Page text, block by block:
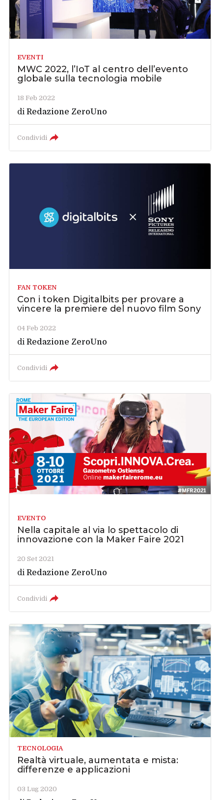
EVENTI
MWC 2022, l’IoT al centro dell’evento
globale sulla tecnologia mobile
18 Feb 2022
diRedazione ZeroUno
Condividi
FAN TOKEN
Con i token Digitalbits per provare a
vincere la premiere del nuovo film Sony
04 Feb 2022
diRedazione ZeroUno
Condividi
EVENTO
Nella capitale al via lo spettacolo di
innovazione con la Maker Faire 2021
20 Set 2021
diRedazione ZeroUno
Condividi
TECNOLOGIA
Realtà virtuale, aumentata e mista:
differenze e applicazioni
03 Lug 2020